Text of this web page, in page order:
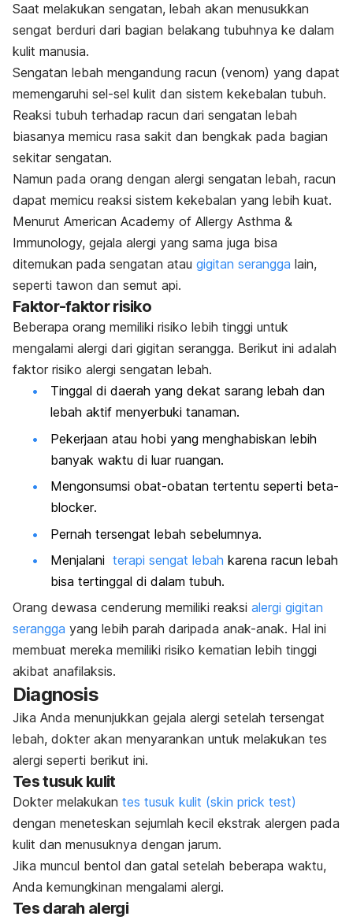
Saat melakukan sengatan, lebah akan menusukkan
sengat berduri dari bagian belakang tubuhnya ke dalam
kulit manusia.
Sengatan lebah mengandung racun (venom) yang dapat
memengaruhi sel-sel kulit dan sistem kekebalan tubuh.
Reaksi tubuh terhadap racun dari sengatan lebah
biasanya memicu rasa sakit dan bengkak pada bagian
sekitar sengatan.
Namun pada orang dengan alergi sengatan lebah, racun
dapat memicu reaksi sistem kekebalan yang lebih kuat.
Menurut American Academy of Allergy Asthma &
Immunology, gejala alergi yang sama juga bisa
ditemukan pada sengatan atau gigitan serangga lain,
seperti tawon dan semut api.
Faktor-faktor risiko
Beberapa orang memiliki risiko lebih tinggi untuk
mengalami alergi dari gigitan serangga. Berikut ini adalah
faktor risiko alergi sengatan lebah.
Tinggal di daerah yang dekat sarang lebah dan
lebah aktif menyerbuki tanaman.
Pekerjaan atau hobi yang menghabiskan lebih
banyak waktu di luar ruangan.
Mengonsumsi obat-obatan tertentu seperti beta-
blocker.
Pernah tersengat lebah sebelumnya.
Menjalani terapi sengat lebah karena racun lebah
bisa tertinggal di dalam tubuh.
Orang dewasa cenderung memiliki reaksi alergi gigitan
serangga yang lebih parah daripada anak-anak. Hal ini
membuat mereka memiliki risiko kematian lebih tinggi
akibat anafilaksis.
Diagnosis
Jika Anda menunjukkan gejala alergi setelah tersengat
lebah, dokter akan menyarankan untuk melakukan tes
alergi seperti berikut ini.
Tes tusuk kulit
Dokter melakukan tes tusuk kulit (skin prick test)
dengan meneteskan sejumlah kecil ekstrak alergen pada
kulit dan menusuknya dengan jarum.
Jika muncul bentol dan gatal setelah beberapa waktu,
Anda kemungkinan mengalami alergi.
Tes darah alergi